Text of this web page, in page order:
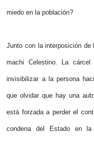
miedo en la población?
Junto con la interposición de
machi Celestino. La
invisibilizar a la persona
que olvidar que hay una
está forzada a perder el
condena del Estado en